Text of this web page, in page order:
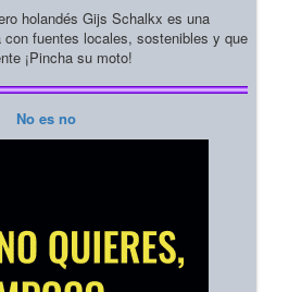
holandés Gijs Schalkx es una
fuentes locales, sostenibles y que
¡Pincha su moto!
No es no